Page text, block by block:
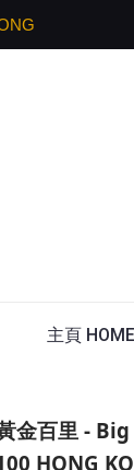
主頁 HOME
金百里 -
HONG